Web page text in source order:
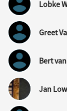
Lobke
Greet
Bert
Jan